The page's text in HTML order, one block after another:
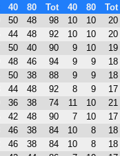
40 80 Tot 40 80 Tot
50 48 98 10 10 20
44 48 92 10 10 20
50 40 90 9 10 19
48 46 94 9 9 18
50 38 88 9 9 18
44 48 92 8 9 17
36 38 74 11 10 21
42 48 90 7 10 17
46 38 84 10 8 18
46 38 84 10 8 18